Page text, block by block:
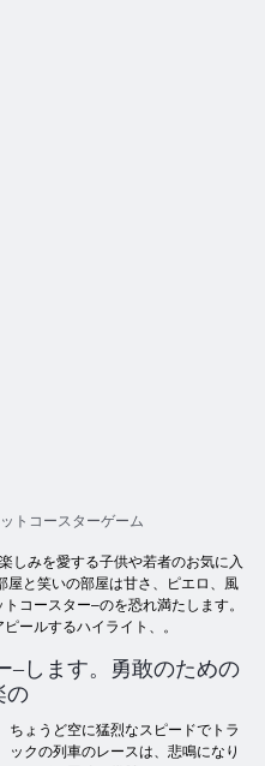
トコースターゲーム
しみを愛する子供や若者のお気に入
屋と笑いの部屋は甘さ、ピエロ、風
コースター–のを恐れ満たします。
ールするハイライト、。
–します。勇敢のための
の
ちょうど空に猛烈なスピードでトラ
ックの列車のレースは、悲鳴になり